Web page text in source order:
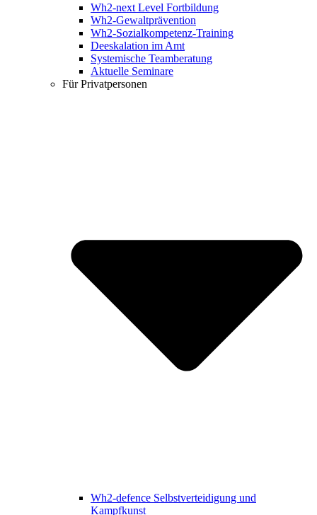
Wh2-next Level Fortbildung
Wh2-Gewaltprävention
Wh2-Sozialkompetenz-Training
Deeskalation im Amt
Systemische Teamberatung
Aktuelle Seminare
Für Privatpersonen
Wh2-defence Selbstverteidigung und
Kampfkunst